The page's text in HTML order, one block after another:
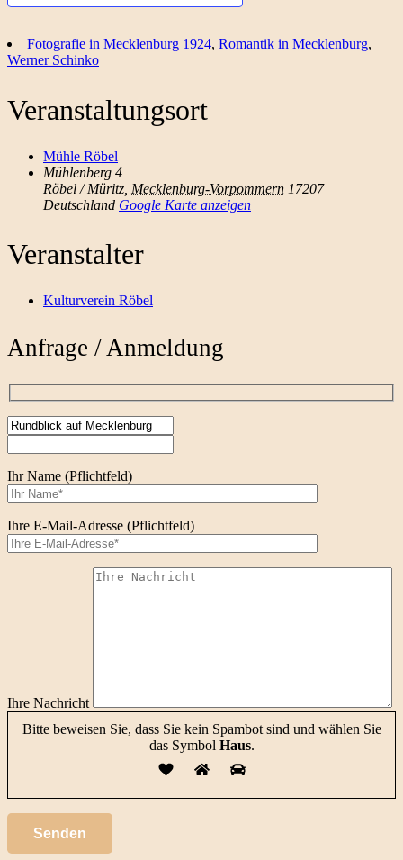
Fotografie in Mecklenburg 1924, Romantik in Mecklenburg,
Werner Schinko
Veranstaltungsort
Mühle Röbel
Mühlenberg 4
Röbel / Müritz Mecklenburg-Vorpommern 17207
Deutschland Google Karte anzeigen
Veranstalter
Kulturverein Röbel
Anfrage / Anmeldung
Ihr Name (Pflichtfeld)
Ihre E-Mail-Adresse (Pflichtfeld)
Ihre Nachricht
Bitte beweisen Sie, dass Sie kein Spambot sind und wählen Sie
das Symbol Haus.